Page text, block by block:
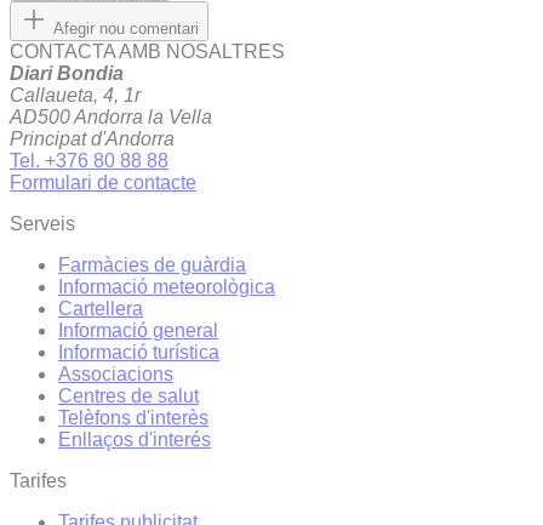
Afegir nou comentari
CONTACTA AMB NOSALTRES
Diari Bondia
Callaueta, 4, 1r
AD500 Andorra la Vella
Principat d'Andorra
Tel. +376 80 88 88
Formulari de contacte
Serveis
Farmàcies de guàrdia
Informació meteorològica
Cartellera
Informació general
Informació turística
Associacions
Centres de salut
Telèfons d'interès
Enllaços d'interés
Tarifes